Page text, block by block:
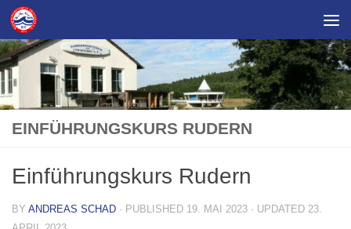
Skip to content
EINFÜHRUNGSKURS RUDERN
Einführungskurs Rudern
BY ANDREAS SCHAD · PUBLISHED 19. MAI 2023 · UPDATED 23.